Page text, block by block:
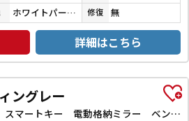
ホワイトパール３コートパール 修復 無
詳細はこちら
ングレー
X ETC ナビ TV HID スマートキー 電動格納ミラー ベンチシート CVT 盗難防止システム ABS CD アルミホイール 衝突安全ボディ エアコン パワーステアリング パワーウィンドウ